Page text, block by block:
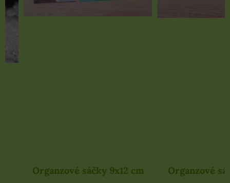
Organzové sáčky 9x12 cm Organzové sáčky